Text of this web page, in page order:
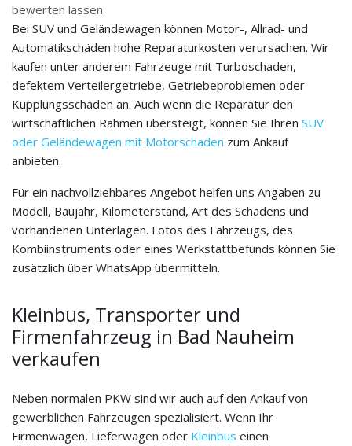
bewerten lassen.
Bei SUV und Geländewagen können Motor-, Allrad- und
Automatikschäden hohe Reparaturkosten verursachen. Wir
kaufen unter anderem Fahrzeuge mit Turboschaden,
defektem Verteilergetriebe, Getriebeproblemen oder
Kupplungsschaden an. Auch wenn die Reparatur den
wirtschaftlichen Rahmen übersteigt, können Sie Ihren SUV
oder Geländewagen mit Motorschaden zum Ankauf
anbieten.
Für ein nachvollziehbares Angebot helfen uns Angaben zu
Modell, Baujahr, Kilometerstand, Art des Schadens und
vorhandenen Unterlagen. Fotos des Fahrzeugs, des
Kombiinstruments oder eines Werkstattbefunds können Sie
zusätzlich über WhatsApp übermitteln.
Kleinbus, Transporter und
Firmenfahrzeug in Bad Nauheim
verkaufen
Neben normalen PKW sind wir auch auf den Ankauf von
gewerblichen Fahrzeugen spezialisiert. Wenn Ihr
Firmenwagen, Lieferwagen oder Kleinbus einen